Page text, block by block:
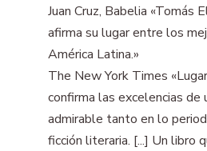
Juan Cruz, Babelia «Tomás
afirma su lugar entre los
América Latina.»
The New York Times
confirma las excelencias de
admirable tanto en lo
ficción literaria. [...] Un libro